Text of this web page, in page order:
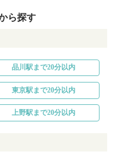
ら探す
品川駅まで20分以内
東京駅まで20分以内
上野駅まで20分以内